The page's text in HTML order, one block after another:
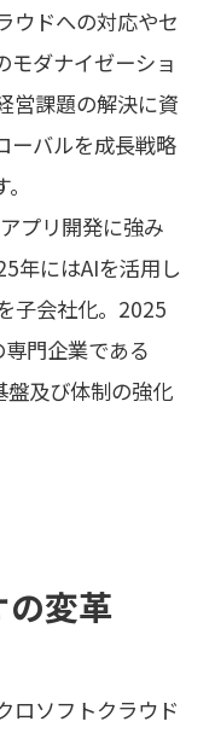
ウドへの対応やセ
モダナイゼーショ
営課題の解決に資
ーバルを成長戦略
プリ開発に強み
年にはAIを活用し
子会社化。2025
門企業である
及び体制の強化
変革
ロソフトクラウド